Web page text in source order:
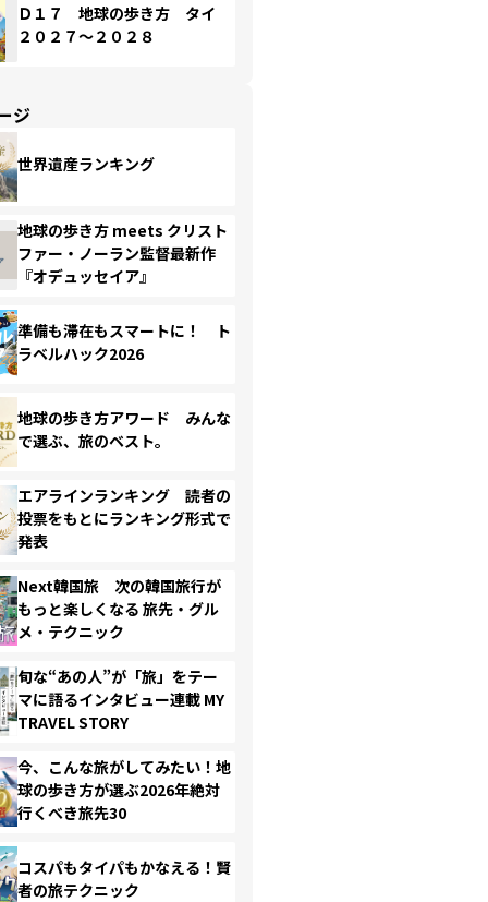
Ｄ１７ 地球の歩き方 タイ
２０２７～２０２８
ジ
世界遺産ランキング
地球の歩き方 meets クリスト
ファー・ノーラン監督最新作
『オデュッセイア』
準備も滞在もスマートに！ ト
ラベルハック2026
地球の歩き方アワード みんな
で選ぶ、旅のベスト。
エアラインランキング 読者の
投票をもとにランキング形式で
発表
Next韓国旅 次の韓国旅行が
もっと楽しくなる 旅先・グル
メ・テクニック
旬な“あの人”が「旅」をテー
マに語るインタビュー連載 MY
TRAVEL STORY
今、こんな旅がしてみたい！地
球の歩き方が選ぶ2026年絶対
行くべき旅先30
コスパもタイパもかなえる！賢
者の旅テクニック